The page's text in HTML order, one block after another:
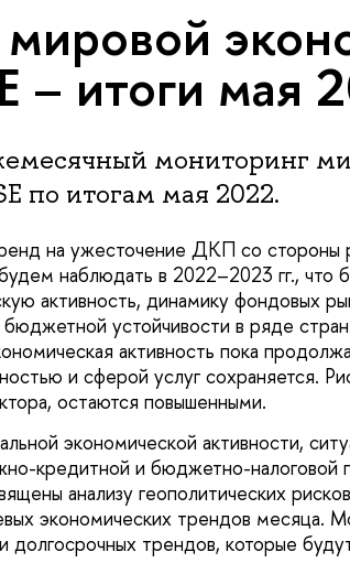
– итоги мая
мониторинг
по итогам мая 2022.
на ужесточение ДКП со стороны
наблюдать в 2022–2023 гг., что
активность, динамику фондовых
устойчивости в ряде
активность пока
и сферой услуг сохраняется.
остаются повышенными.
экономической активности,
кредитной и бюджетно-налоговой
анализу геополитических
экономических трендов месяца.
долгосрочных трендов, которые